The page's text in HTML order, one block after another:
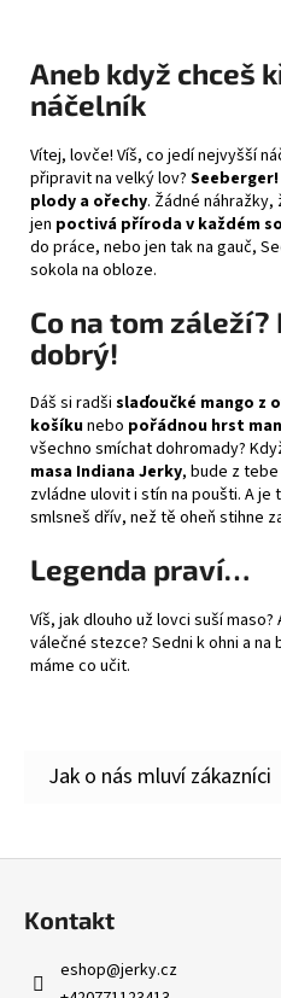
Aneb když chceš
náčelník
Vítej, lovče! Víš, co jedí nejvyšší
připravit na velký lov? Seeberger!
plody a ořechy. Žádné náhražky,
jen poctivá příroda v každém
do práce, nebo jen tak na gauč,
sokola na obloze.
Co na tom
dobrý!
Dáš si radši slaďoučké mango z
košíkunebo pořádnou hrst
všechno smíchat dohromady?
masa Indiana Jerky, bude z
zvládne ulovit i stín na poušti. A
smlsneš dřív, než tě oheň stihne
Legenda praví…
Víš, jakdlouho už lovci suší maso?
válečné stezce? Sedni k ohni a
máme co učit.
Kontakt
eshop@jerky.cz